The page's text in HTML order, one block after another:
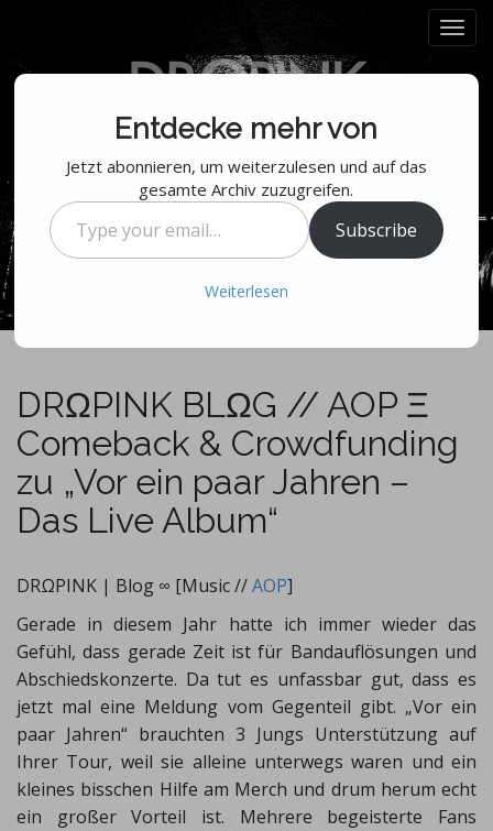
n
u
o
n
t
n
t
DRΩPINK BLΩG // AOP Ξ
Comeback & Crowdfunding
zu „Vor ein paar Jahren –
Das Live Album“
DRΩPINK | Blog ∞ [Music //AOP]
Gerade in diesem Jahr hatte ich immer wieder das
Gefühl, dass gerade Zeit ist für Bandauflösungen und
Abschiedskonzerte. Da tut es unfassbar gut, dass es
jetzt mal eine Meldung vom Gegenteil gibt. „Vor ein
paar Jahren“ brauchten 3 Jungs Unterstützung auf
Ihrer Tour, weil sie alleine unterwegs waren und ein
kleines bisschen Hilfe am Merch und drum herum echt
ein großer Vorteil ist. Mehrere begeisterte Fans
Entdecke mehr von
Jetzt abonnieren, um weiterzulesen und auf das
gesamte Archiv zuzugreifen.
Type
your
email…
Subscribe
Weiterlesen